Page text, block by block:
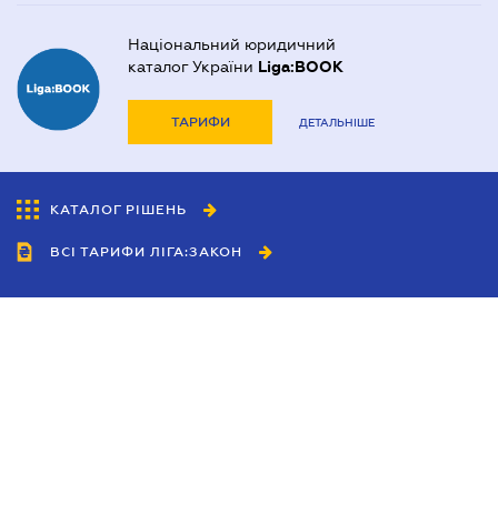
Національний юридичний
каталог України Liga:BOOK
ТАРИФИ ДЕТАЛЬНІШЕ
КАТАЛОГ РІШЕНЬ
ВСІ ТАРИФИ ЛІГА:ЗАКОН